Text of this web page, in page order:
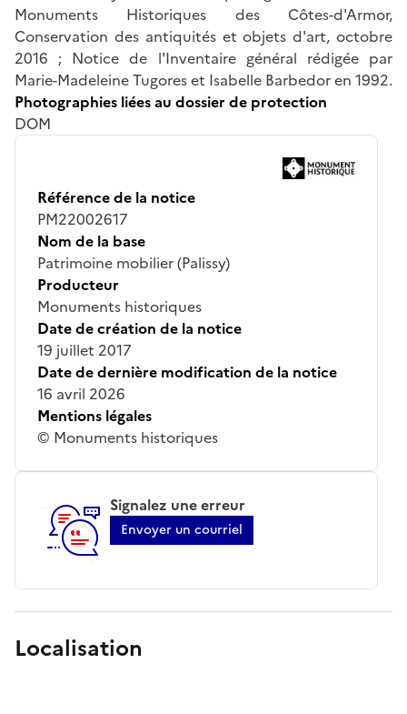
Monuments Historiques des Côtes-d'Armor,
Conservation des antiquités et objets d'art, octobre
2016 ; Notice de l'Inventaire général rédigée par
Marie-Madeleine Tugores et Isabelle Barbedor en 1992.
Photographies liées au dossier de protection
DOM
Référence de la notice
PM22002617
Nom de la base
Patrimoine mobilier (Palissy)
Producteur
Monuments historiques
Date de création de la notice
19 juillet 2017
Date de dernière modification de la notice
16 avril 2026
Mentions légales
© Monuments historiques
Signalez une erreur
Envoyer un courriel
Localisation